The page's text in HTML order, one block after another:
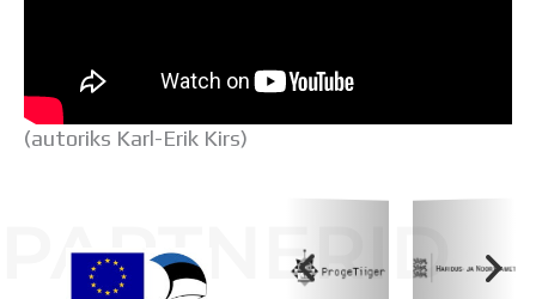
(autoriks Karl-Erik Kirs)
PARTNERID